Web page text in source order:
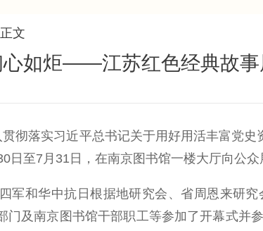
文
心如炬——江苏红色经典故事
落实习近平总书记关于用好用活丰富党
至7月31日，在南京图书馆一楼大厅向公众
和华中抗日根据地研究会、省周恩来研究
及南京图书馆干部职工等参加了开幕式并